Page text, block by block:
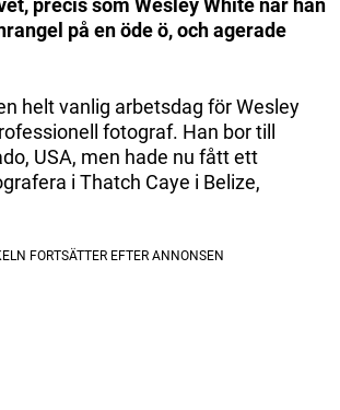
precis som Wesley White när han
på en öde ö, och agerade
helt vanlig arbetsdag för Wesley
fotograf. Han bor till
USA, men hade nu fått ett
i Thatch Caye i Belize,